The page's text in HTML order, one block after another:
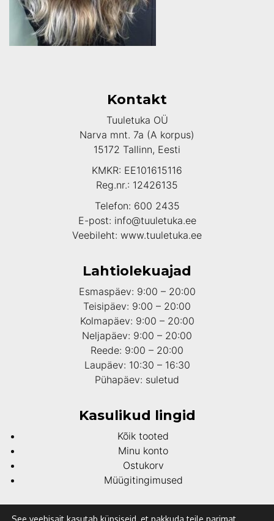
Kontakt
Tuuletuka OÜ
Narva mnt. 7a (A korpus)
15172 Tallinn, Eesti
KMKR: EE101615116
Reg.nr.: 12426135
Telefon: 600 2435
E-post: info@tuuletuka.ee
Veebileht: www.tuuletuka.ee
Lahtiolekuajad
Esmaspäev: 9:00 – 20:00
Teisipäev: 9:00 – 20:00
Kolmapäev: 9:00 – 20:00
Neljapäev: 9:00 – 20:00
Reede: 9:00 – 20:00
Laupäev: 10:30 – 16:30
Pühapäev: suletud
Kasulikud lingid
Kõik tooted
Minu konto
Ostukorv
Müügitingimused
Sotsiaalmeedia
See veebisait kasutab küpsiseid, et pakkuda teile parimat